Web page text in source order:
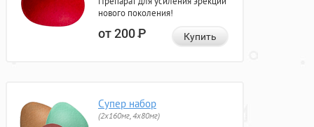
нового поколения!
от 200Р Купить
Супер набор
(2х160мг, 4х80мг)